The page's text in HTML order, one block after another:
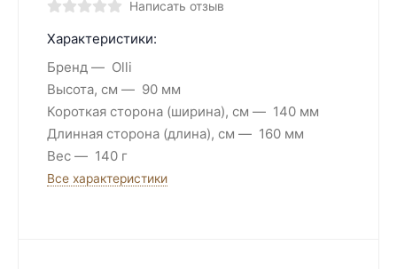
Написать отзыв
Характеристики:
Бренд
Olli
Высота, см
90 мм
Короткая сторона (ширина), см
140 мм
Длинная сторона (длина), см
160 мм
Вес
140 г
Все характеристики